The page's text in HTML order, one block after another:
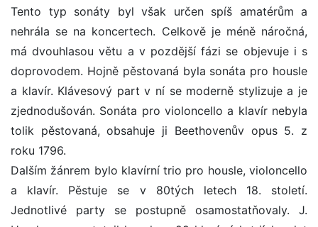
Tento typ sonáty byl však určen spíš amatérům a
nehrála se na koncertech. Celkově je méně náročná,
má dvouhlasou větu a v pozdější fázi se objevuje i s
doprovodem. Hojně pěstovaná byla sonáta pro housle
a klavír. Klávesový part v ní se moderně stylizuje a je
zjednodušován. Sonáta pro violoncello a klavír nebyla
tolik pěstovaná, obsahuje ji Beethovenův opus 5. z
roku 1796.
Dalším žánrem bylo klavírní trio pro housle, violoncello
a klavír. Pěstuje se v 80tých letech 18. století.
Jednotlivé party se postupně osamostatňovaly. J.